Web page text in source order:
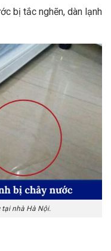
bị tắc nghẽn, dàn lạnh
tại nhà Hà Nội.